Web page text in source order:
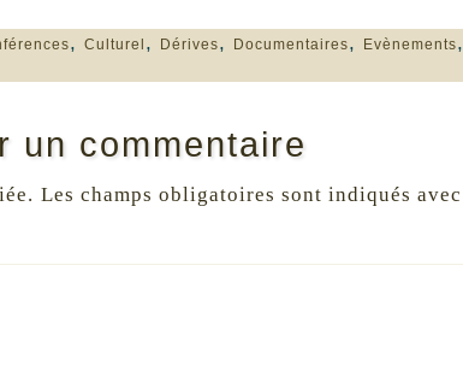
, Culturel , Dérives, Documentaires, Evènements,
un commentaire
Les champs obligatoires sont indiqués avec